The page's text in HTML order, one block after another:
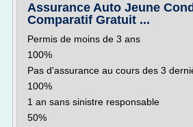
Assurance Auto Jeune
Comparatif Gratuit ...
Permis de moins de 3 ans
100%
Pas d'assurance au cours des 3
100%
1 an sans sinistre responsable
50%